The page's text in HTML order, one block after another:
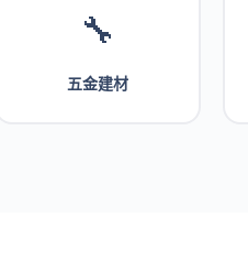
🔧
五金建材